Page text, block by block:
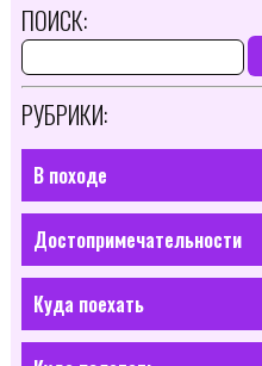
ПОИСК:
РУБРИКИ:
В походе
Достопримечательности
Куда поехать